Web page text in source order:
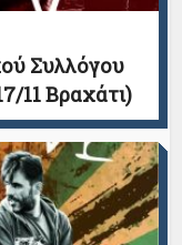
Συλλόγου
11 Βραχάτι)